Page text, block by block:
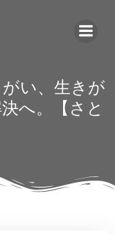
い、生きが
へ。【さと